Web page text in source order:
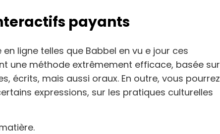
payants
ligne telles que Babbel en vu e jour ces
une méthode extrêmement efficace, basée sur
écrits, mais aussi oraux. En outre, vous pourrez
expressions, sur les pratiques culturelles